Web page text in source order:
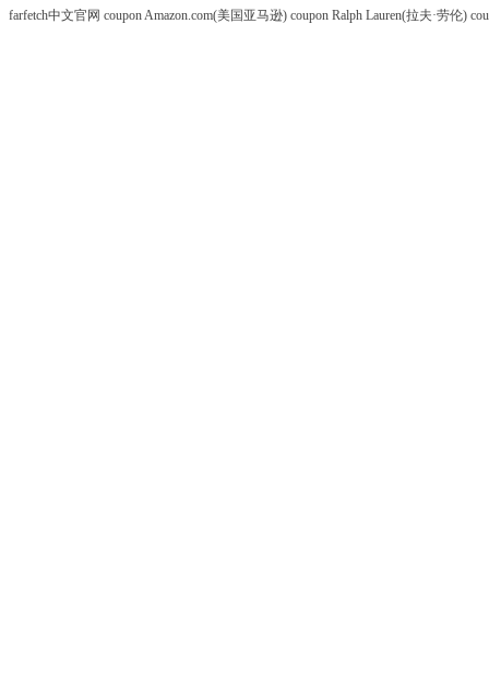
farfetch中文官网 couponAmazon.com(美国亚马逊) coupon Ralph Lauren(拉夫·劳伦)